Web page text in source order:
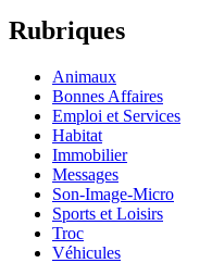
Rubriques
Animaux
Bonnes Affaires
Emploi et Services
Habitat
Immobilier
Messages
Son-Image-Micro
Sports et Loisirs
Troc
Véhicules